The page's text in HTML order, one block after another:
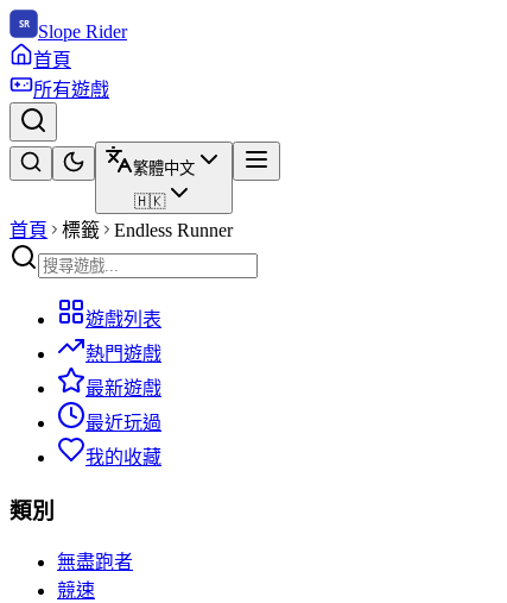
Slope Rider
首頁
所有遊戲
繁體中文
🇭🇰
首頁 標籤 Endless Runner
遊戲列表
熱門遊戲
最新遊戲
最近玩過
我的收藏
類別
無盡跑者
競速